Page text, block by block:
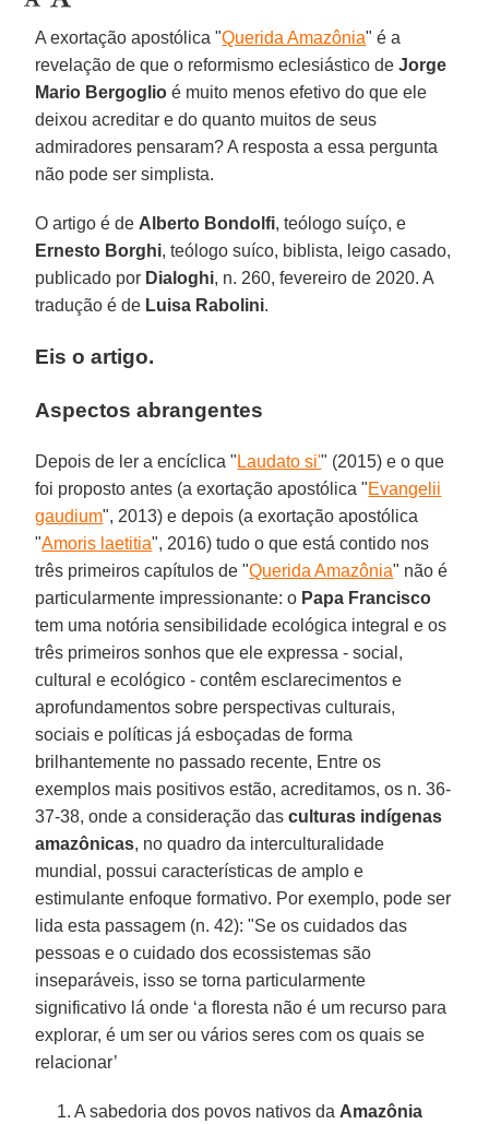
A exortação apostólica "Querida Amazônia" é a
revelação de que o reformismo eclesiástico deJorge
Mario Bergoglio é muito menos efetivo do que ele
deixou acreditar e do quanto muitos de seus
admiradores pensaram? A resposta a essa pergunta
não pode ser simplista.
O artigo é de Alberto Bondolfi, teólogo suíço, e
Ernesto Borghi, teólogo suíco, biblista, leigo casado,
publicado por Dialoghi, n. 260, fevereiro de 2020. A
tradução é de Luisa Rabolini.
Eis o artigo.
Aspectos abrangentes
Depois de ler a encíclica " Laudato si'" (2015) e o que
foi proposto antes (a exortação apostólica "Evangelii
gaudium", 2013) e depois (a exortação apostólica
"Amoris laetitia", 2016) tudo o que está contido nos
três primeiros capítulos de "Querida Amazônia" não é
particularmente impressionante: o Papa Francisco
tem uma notória sensibilidade ecológica integral e os
três primeiros sonhos que ele expressa - social,
cultural e ecológico - contêm esclarecimentos e
aprofundamentos sobre perspectivas culturais,
sociais e políticas já esboçadas de forma
brilhantemente no passado recente, Entre os
exemplos mais positivos estão, acreditamos, os n. 36-
37-38, onde a consideração dasculturas indígenas
amazônicas, no quadro da interculturalidade
mundial, possui características de amplo e
estimulante enfoque formativo. Por exemplo, pode ser
lida esta passagem (n. 42): "Se os cuidados das
pessoas e o cuidado dos ecossistemas são
inseparáveis, isso se torna particularmente
significativo lá onde ‘a floresta não é um recurso para
explorar, é um ser ou vários seres com os quais se
relacionar’
1. A sabedoria dos povos nativos da Amazônia